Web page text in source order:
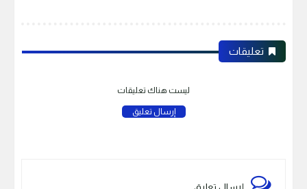
تعليقات
ليست هناك تعليقات
إرسال تعليق